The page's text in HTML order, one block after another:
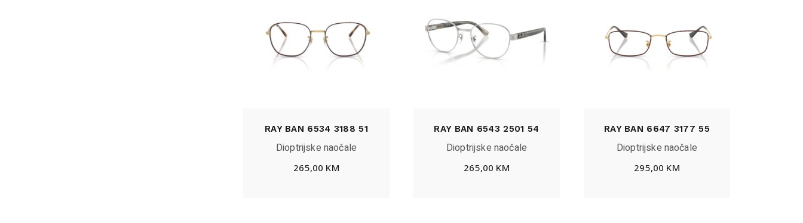
RAY BAN 6534 3188 51
Dioptrijske naočale
265,00 KM
RAY BAN 6543 2501 54
Dioptrijske naočale
265,00 KM
RAY BAN 6647 3177 55
Dioptrijske naočale
295,00 KM